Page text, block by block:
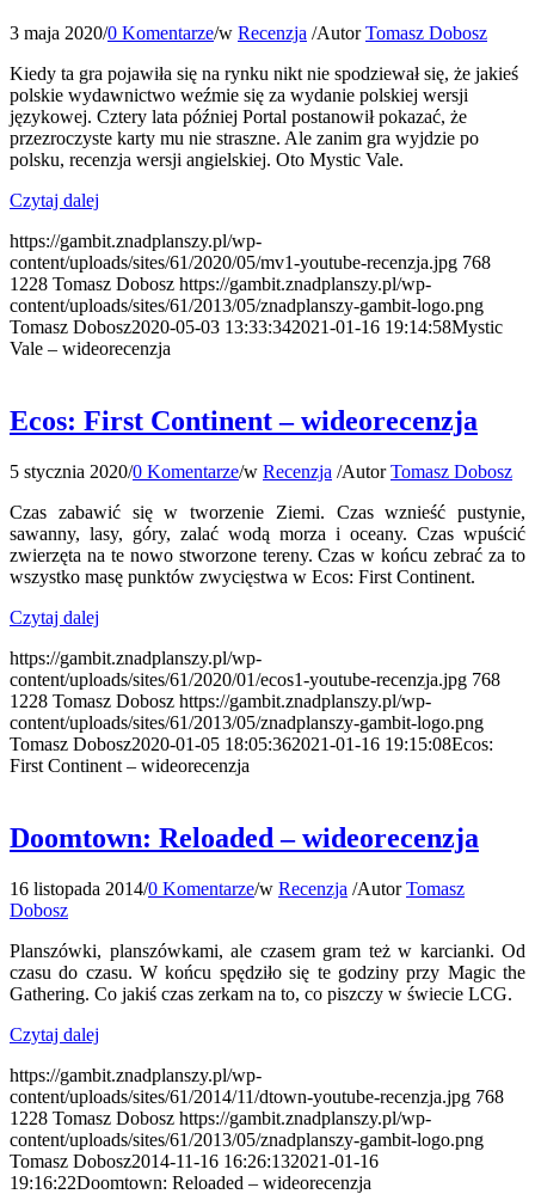
3 maja 2020/0 Komentarze/w Recenzja /AutorTomasz Dobosz
Kiedy ta gra pojawiła się na rynku nikt nie spodziewał się, że jakieś
polskie wydawnictwo weźmie się za wydanie polskiej wersji
językowej. Cztery lata później Portal postanowił pokazać, że
przezroczyste karty mu nie straszne. Ale zanim gra wyjdzie po
polsku, recenzja wersji angielskiej. Oto Mystic Vale.
Czytaj dalej
https://gambit.znadplanszy.pl/wp-
content/uploads/sites/61/2020/05/mv1-youtube-recenzja.jpg 768
1228 Tomasz Dobosz https://gambit.znadplanszy.pl/wp-
content/uploads/sites/61/2013/05/znadplanszy-gambit-logo.png
Tomasz Dobosz2020-05-03 13:33:342021-01-16 19:14:58Mystic
Vale – wideorecenzja
Ecos: First Continent – wideorecenzja
5 stycznia 2020/0 Komentarze/w Recenzja /AutorTomasz Dobosz
Czas zabawić się w tworzenie Ziemi. Czas wznieść pustynie,
sawanny, lasy, góry, zalać wodą morza i oceany. Czas wpuścić
zwierzęta na te nowo stworzone tereny. Czas w końcu zebrać za to
wszystko masę punktów zwycięstwa w Ecos: First Continent.
Czytaj dalej
https://gambit.znadplanszy.pl/wp-
content/uploads/sites/61/2020/01/ecos1-youtube-recenzja.jpg 768
1228 Tomasz Dobosz https://gambit.znadplanszy.pl/wp-
content/uploads/sites/61/2013/05/znadplanszy-gambit-logo.png
Tomasz Dobosz2020-01-05 18:05:362021-01-16 19:15:08Ecos:
First Continent – wideorecenzja
Doomtown: Reloaded – wideorecenzja
16 listopada 2014/0 Komentarze/w Recenzja /AutorTomasz
Dobosz
Planszówki, planszówkami, ale czasem gram też w karcianki. Od
czasu do czasu. W końcu spędziło się te godziny przy Magic the
Gathering. Co jakiś czas zerkam na to, co piszczy w świecie LCG.
Czytaj dalej
https://gambit.znadplanszy.pl/wp-
content/uploads/sites/61/2014/11/dtown-youtube-recenzja.jpg 768
1228 Tomasz Dobosz https://gambit.znadplanszy.pl/wp-
content/uploads/sites/61/2013/05/znadplanszy-gambit-logo.png
Tomasz Dobosz2014-11-16 16:26:132021-01-16
19:16:22Doomtown: Reloaded – wideorecenzja